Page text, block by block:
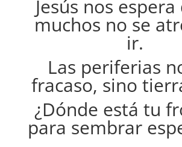
Jesús nos
muchos no se
ir.
Las periferias
fracaso, sino
¿Dónde está tu
para sembrar